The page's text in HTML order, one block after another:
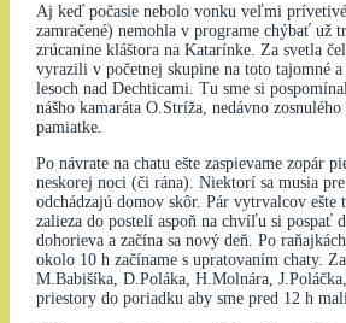
Aj keď počasie nebolo vonku veľmi
zamračené) nemohla v programe chýbať už
zrúcanine kláštora na Katarínke. Za svetla
vyrazili v početnej skupine na toto tajomné
lesoch nad Dechticami. Tu sme si
nášho kamaráta O.Stríža, nedávno
pamiatke.
Po návrate na chatu ešte zaspievame zopár
neskorej noci (či rána). Niektorí sa musia
odchádzajú domov skôr. Pár vytrvalcov ešte
zalieza do postelí aspoň na chvíľu si pospať
dohorieva a začína sa nový deň. Po
okolo 10 h začíname s upratovaním chaty.
M.Babišíka, D.Poláka, H.Molnára,
priestory do poriadku aby sme pred 12 h